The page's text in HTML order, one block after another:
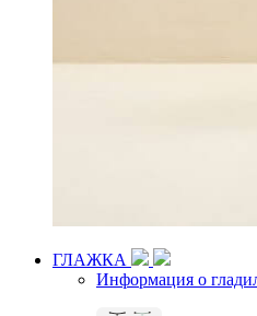
ГЛАЖКА
Информация о